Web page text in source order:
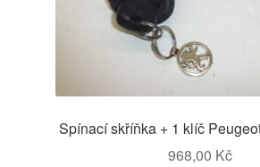
Spínací skříňka + 1 klíč
968,00 Kč